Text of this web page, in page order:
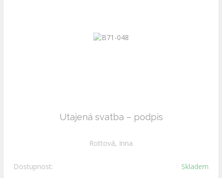
Utajená svatba – podpis
Rottová, Inna
Dostupnost: Skladem